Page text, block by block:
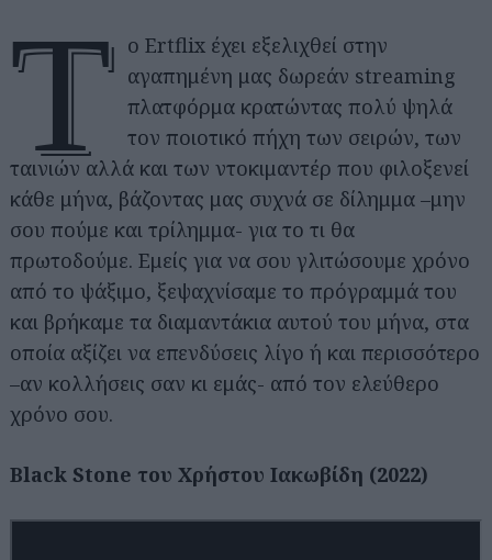
Τ
ο Ertflix έχει εξελιχθεί στην
αγαπημένη μας δωρεάν streaming
πλατφόρμα κρατώντας πολύ ψηλά
τον ποιοτικό πήχη των σειρών, των
ταινιών αλλά και των ντοκιμαντέρ που φιλοξενεί
κάθε μήνα, βάζοντας μας συχνά σε δίλημμα –μην
σου πούμε και τρίλημμα- για το τι θα
πρωτοδούμε. Εμείς για να σου γλιτώσουμε χρόνο
από το ψάξιμο, ξεψαχνίσαμε το πρόγραμμά του
και βρήκαμε τα διαμαντάκια αυτού του μήνα, στα
οποία αξίζει να επενδύσεις λίγο ή και περισσότερο
–αν κολλήσεις σαν κι εμάς- από τον ελεύθερο
χρόνο σου.
Black Stone του Χρήστου Ιακωβίδη (2022)